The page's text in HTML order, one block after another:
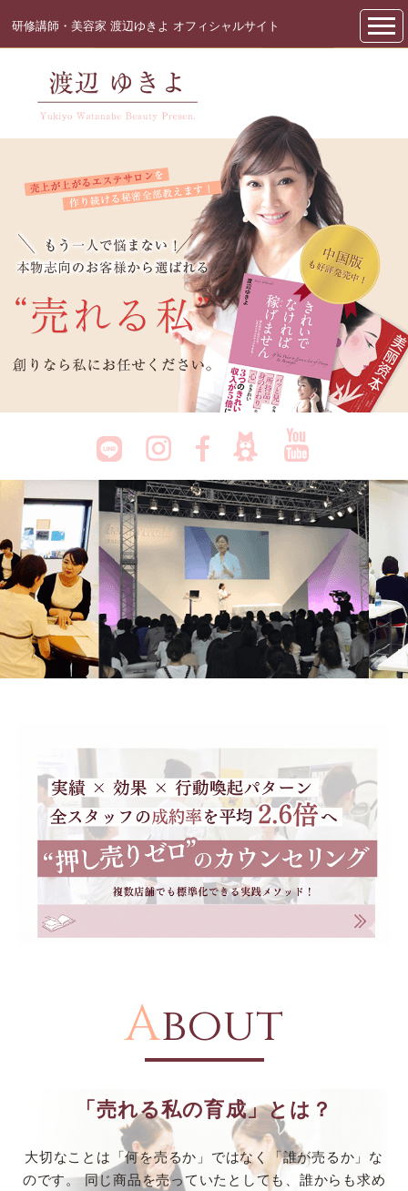
研修講師・美容家 渡辺ゆきよ オフィシャルサイト
About
「売れる私の育成」とは？
大切なことは「何を売るか」ではなく「誰が売るか」な
のです。同じ商品を売っていたとしても、誰からも求め